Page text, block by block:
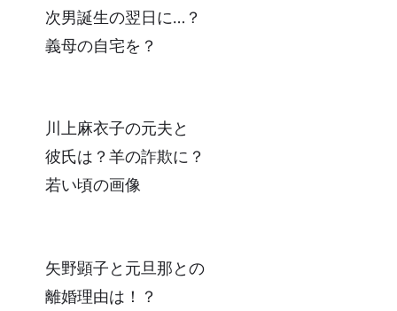
次男誕生の翌日に…？
義母の自宅を？
川上麻衣子の元夫と
彼氏は？羊の詐欺に？
若い頃の画像
矢野顕子と元旦那との
離婚理由は！？